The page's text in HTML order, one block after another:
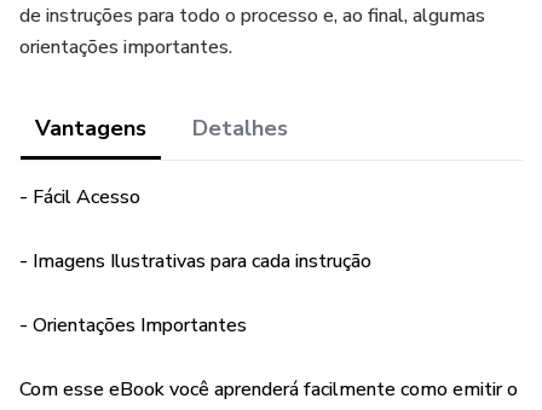
de instruções para todo o processo e, ao final, algumas
orientações importantes.
Vantagens Detalhes
- Fácil Acesso
- Imagens Ilustrativas para cada instrução
- Orientações Importantes
Com esse eBook você aprenderá facilmente como emitir o